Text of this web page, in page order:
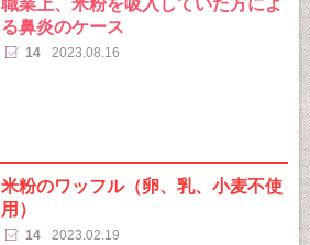
る鼻炎のケース
14 2023.08.16
米粉のワッフル（卵、乳、小麦不使
用）
14 2023.02.19